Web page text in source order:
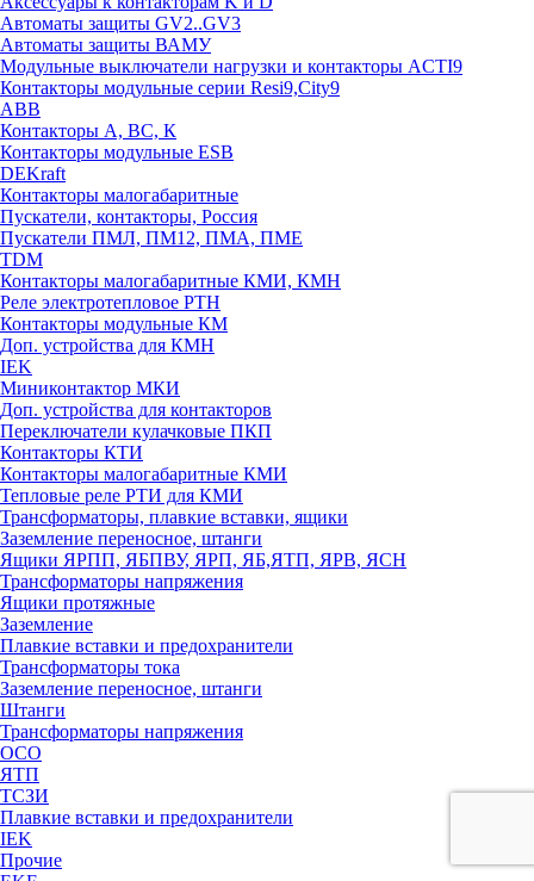
Автоматы защиты GV2..GV3
Автоматы защиты ВАМУ
Модульные выключатели нагрузки и контакторы ACTI9
Контакторы модульные серии Resi9,City9
ABB
Контакторы А, ВС, К
Контакторы модульные ESB
DEKraft
Контакторы малогабаритные
Пускатели, контакторы, Россия
Пускатели ПМЛ, ПМ12, ПМА, ПМЕ
TDM
Контакторы малогабаритные КМИ, КМН
Реле электротепловое РТН
Контакторы модульные КМ
Доп. устройства для КМН
IEK
Миниконтактор МКИ
Доп. устройства для контакторов
Переключатели кулачковые ПКП
Контакторы КТИ
Контакторы малогабаритные КМИ
Тепловые реле РTИ для КМИ
Трансформаторы, плавкие вставки, ящики
Заземление переносное, штанги
Ящики ЯРПП, ЯБПВУ, ЯРП, ЯБ,ЯТП, ЯРВ, ЯСН
Трансформаторы напряжения
Ящики протяжные
Заземление
Плавкие вставки и предохранители
Трансформаторы тока
Заземление переносное, штанги
Штанги
Трансформаторы напряжения
ОСО
ЯТП
ТСЗИ
Плавкие вставки и предохранители
IEK
Прочие